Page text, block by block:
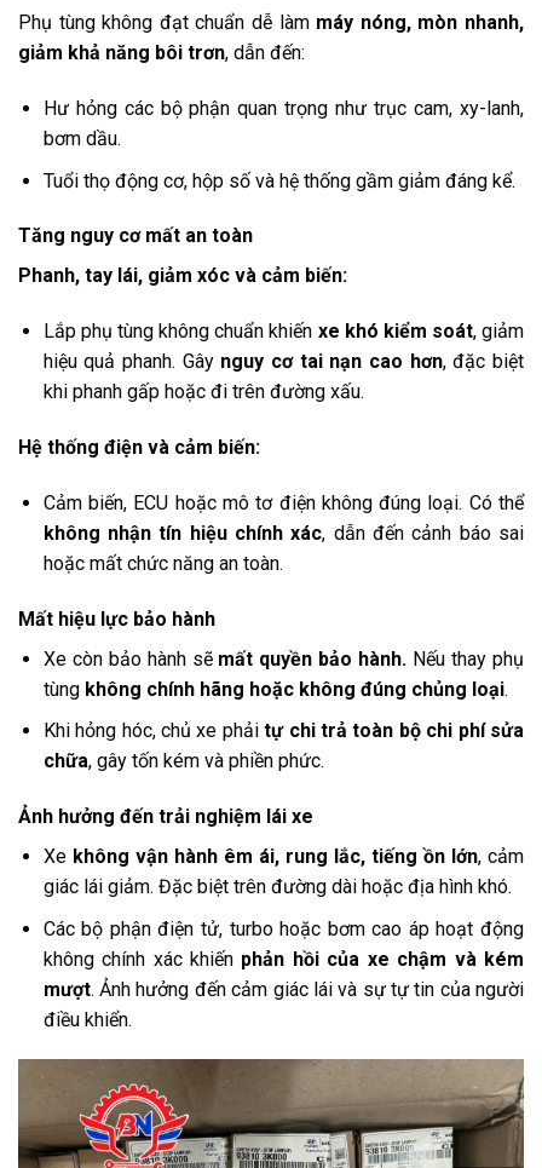
Phụ tùng không đạt chuẩn dễ làm máy nóng, mòn nhanh,
giảm khả năng bôi trơn, dẫn đến:
Hư hỏng các bộ phận quan trọng như trục cam, xy-lanh,
bơm dầu.
Tuổi thọ động cơ, hộp số và hệ thống gầm giảm đáng kể.
Tăng nguy cơ mất an toàn
Phanh, tay lái, giảm xóc và cảm biến:
Lắp phụ tùng không chuẩn khiến xe khó kiểm soát, giảm
hiệu quả phanh. Gây nguy cơ tai nạn cao hơn, đặc biệt
khi phanh gấp hoặc đi trên đường xấu.
Hệ thống điện và cảm biến:
Cảm biến, ECU hoặc mô tơ điện không đúng loại. Có thể
không nhận tín hiệu chính xác, dẫn đến cảnh báo sai
hoặc mất chức năng an toàn.
Mất hiệu lực bảo hành
Xe còn bảo hành sẽ mất quyền bảo hành. Nếu thay phụ
tùng không chính hãng hoặc không đúng chủng loại.
Khi hỏng hóc, chủ xe phảitự chi trả toàn bộ chi phí sửa
chữa, gây tốn kém và phiền phức.
Ảnh hưởng đến trải nghiệm lái xe
Xe không vận hành êm ái, rung lắc, tiếng ồn lớn, cảm
giác lái giảm. Đặc biệt trên đường dài hoặc địa hình khó.
Các bộ phận điện tử, turbo hoặc bơm cao áp hoạt động
không chính xác khiến phản hồi của xe chậm và kém
mượt. Ảnh hưởng đến cảm giác lái và sự tự tin của người
điều khiển.